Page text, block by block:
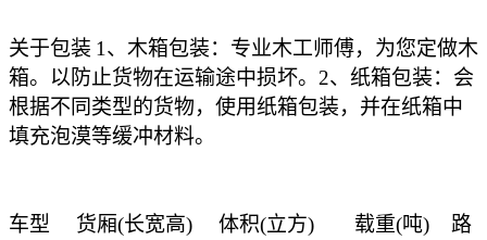
关于包装 1、木箱包装：专业木工师傅，为您定做木
箱。以防止货物在运输途中损坏。2、纸箱包装：会
根据不同类型的货物，使用纸箱包装，并在纸箱中
填充泡漠等缓冲材料。
车型 货厢(长宽高) 体积(立方) 载重(吨) 路